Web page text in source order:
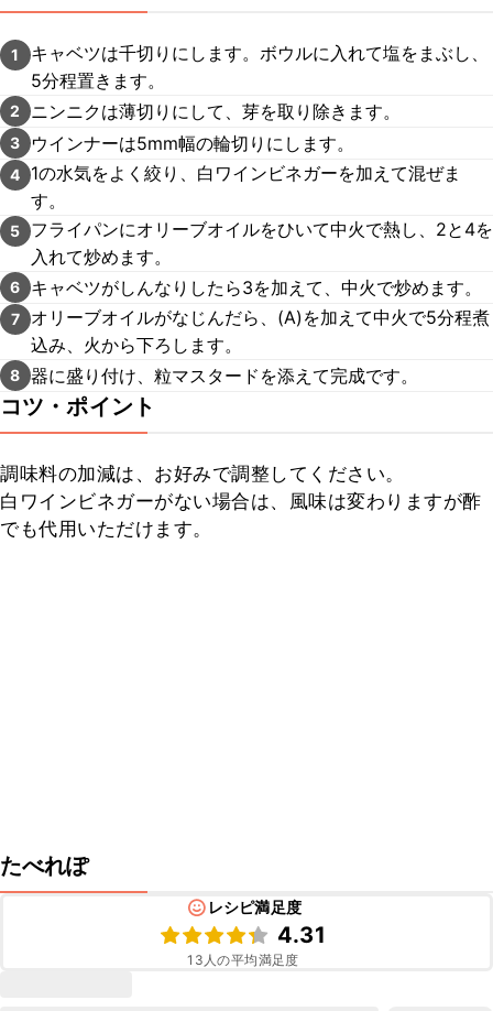
1
キャベツは千切りにします。ボウルに入れて塩をまぶし、
5分程置きます。
2 ニンニクは薄切りにして、芽を取り除きます。
3 ウインナーは5mm幅の輪切りにします。
4
1の水気をよく絞り、白ワインビネガーを加えて混ぜま
す。
5
フライパンにオリーブオイルをひいて中火で熱し、2と4を
入れて炒めます。
6 キャベツがしんなりしたら3を加えて、中火で炒めます。
7
オリーブオイルがなじんだら、(A)を加えて中火で5分程煮
込み、火から下ろします。
8 器に盛り付け、粒マスタードを添えて完成です。
コツ・ポイント
調味料の加減は、お好みで調整してください。
白ワインビネガーがない場合は、風味は変わりますが酢
でも代用いただけます。
たべれぽ
レシピ満足度
4.31
13 人の平均満足度